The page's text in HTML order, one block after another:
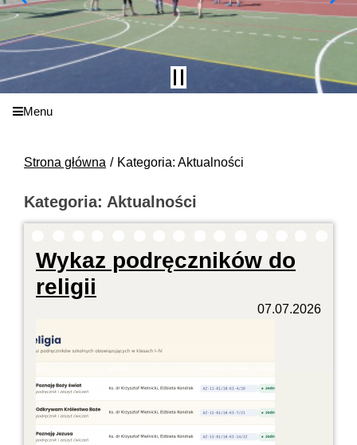
Menu
Strona główna Kategoria: Aktualności
Kategoria: Aktualności
Wykaz podręczników do
religii
07.07.2026